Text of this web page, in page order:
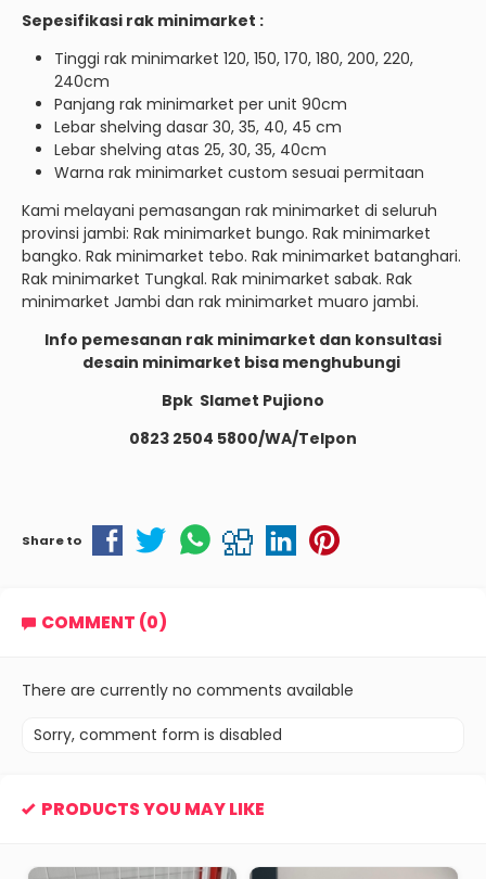
Sepesifikasi rak minimarket :
Tinggi rak minimarket 120, 150, 170, 180, 200, 220,
240cm
Panjang rak minimarket per unit 90cm
Lebar shelving dasar 30, 35, 40, 45 cm
Lebar shelving atas 25, 30, 35, 40cm
Warna rak minimarket custom sesuai permitaan
Kami melayani pemasangan rak minimarket di seluruh
provinsi jambi: Rak minimarket bungo. Rak minimarket
bangko. Rak minimarket tebo. Rak minimarket batanghari.
Rak minimarket Tungkal. Rak minimarket sabak. Rak
minimarket Jambi dan rak minimarket muaro jambi.
Info pemesanan rak minimarket dan konsultasi
desain minimarket bisa menghubungi
Bpk Slamet Pujiono
0823 2504 5800/WA/Telpon
Share to
COMMENT (0)
There are currently no comments available
Sorry, comment form is disabled
PRODUCTS YOU MAY LIKE